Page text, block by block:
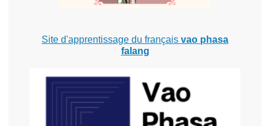
Site d'apprentissage du français vao phasa
falang